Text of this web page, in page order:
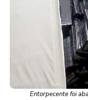
Entorpecente foi